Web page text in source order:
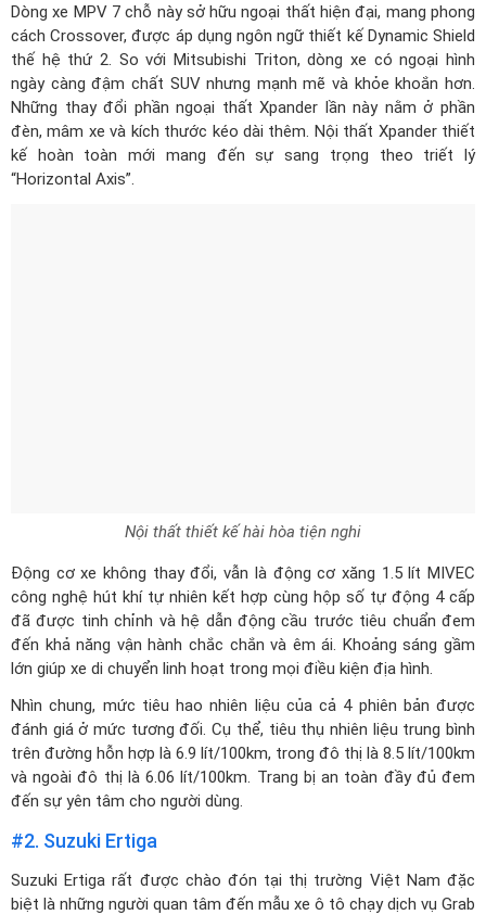
Dòng xe MPV 7 chỗ này sở hữu ngoại thất hiện đại, mang phong
cách Crossover, được áp dụng ngôn ngữ thiết kế Dynamic Shield
thế hệ thứ 2. So với Mitsubishi Triton, dòng xe có ngoại hình
ngày càng đậm chất SUV nhưng mạnh mẽ và khỏe khoắn hơn.
Những thay đổi phần ngoại thất Xpander lần này nằm ở phần
đèn, mâm xe và kích thước kéo dài thêm. Nội thất Xpander thiết
kế hoàn toàn mới mang đến sự sang trọng theo triết lý
“Horizontal Axis”.
Nội thất thiết kế hài hòa tiện nghi
Động cơ xe không thay đổi, vẫn là động cơ xăng 1.5 lít MIVEC
công nghệ hút khí tự nhiên kết hợp cùng hộp số tự động 4 cấp
đã được tinh chỉnh và hệ dẫn động cầu trước tiêu chuẩn đem
đến khả năng vận hành chắc chắn và êm ái. Khoảng sáng gầm
lớn giúp xe di chuyển linh hoạt trong mọi điều kiện địa hình.
Nhìn chung, mức tiêu hao nhiên liệu của cả 4 phiên bản được
đánh giá ở mức tương đối. Cụ thể, tiêu thụ nhiên liệu trung bình
trên đường hỗn hợp là 6.9 lít/100km, trong đô thị là 8.5 lít/100km
và ngoài đô thị là 6.06 lít/100km. Trang bị an toàn đầy đủ đem
đến sự yên tâm cho người dùng.
#2. Suzuki Ertiga
Suzuki Ertiga rất được chào đón tại thị trường Việt Nam đặc
biệt là những người quan tâm đến mẫu xe ô tô chạy dịch vụ Grab